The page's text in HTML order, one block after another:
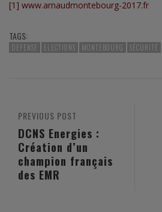
[1] www.arnaudmontebourg-2017.fr
TAGS:
DEFENSE ELECTIONS MONTEBOURG SÉCURITÉ
PREVIOUS POST
DCNS Energies :
Création d’un
champion français
des EMR